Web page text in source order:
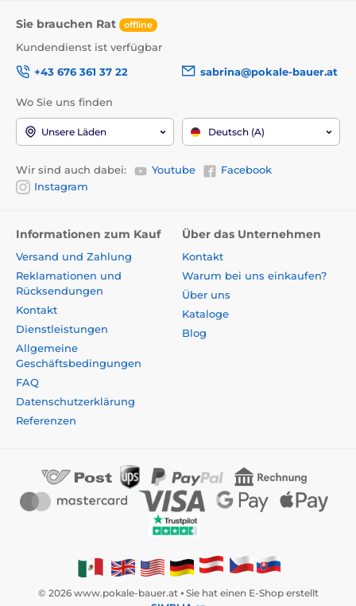
Sie brauchen Rat offline
Kundendienst ist verfügbar
+43 676 361 37 22
sabrina@pokale-bauer.at
Wo Sie uns finden
Unsere Läden Deutsch (A)
Wir sind auch dabei: Youtube
Facebook
Instagram
Informationen zum Kauf
Versand und Zahlung
Reklamationen und
Rücksendungen
Kontakt
Dienstleistungen
Allgemeine
Geschäftsbedingungen
FAQ
Datenschutzerklärung
Referenzen
Über das Unternehmen
Kontakt
Warum bei uns einkaufen?
Über uns
Kataloge
Blog
© 2026 www.pokale-bauer.at ⦁ Sie hat einen E-Shop erstellt